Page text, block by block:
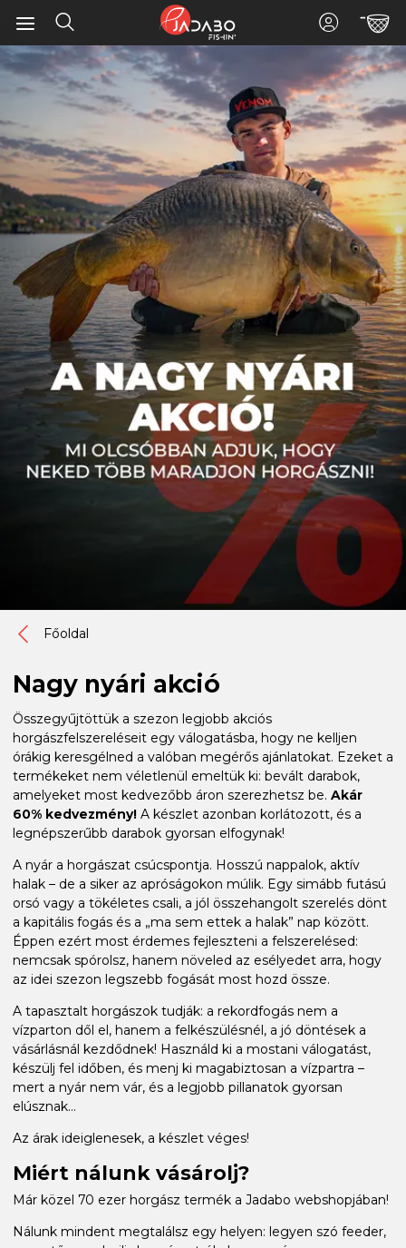
Főoldal
Nagy nyári akció
Összegyűjtöttük a szezon legjobb akciós
horgászfelszereléseit egy válogatásba, hogy ne kelljen
órákig keresgélned a valóban megérős ajánlatokat. Ezeket a
termékeket nem véletlenül emeltük ki: bevált darabok,
amelyeket most kedvezőbb áron szerezhetsz be. Akár
60% kedvezmény! A készlet azonban korlátozott, és a
legnépszerűbb darabok gyorsan elfogynak!
A nyár a horgászat csúcspontja. Hosszú nappalok, aktív
halak – de a siker az apróságokon múlik. Egy simább futású
orsó vagy a tökéletes csali, a jól összehangolt szerelés dönt
a kapitális fogás és a „ma sem ettek a halak” nap között.
Éppen ezért most érdemes fejleszteni a felszerelésed:
nemcsak spórolsz, hanem növeled az esélyedet arra, hogy
az idei szezon legszebb fogását most hozd össze.
A tapasztalt horgászok tudják: a rekordfogás nem a
vízparton dől el, hanem a felkészülésnél, a jó döntések a
vásárlásnál kezdődnek! Használd ki a mostani válogatást,
készülj fel időben, és menj ki magabiztosan a vízpartra –
mert a nyár nem vár, és a legjobb pillanatok gyorsan
elúsznak...
Az árak ideiglenesek, a készlet véges!
Miért nálunk vásárolj?
Már közel 70 ezer horgász termék a Jadabo webshopjában!
Nálunk mindent megtalálsz egy helyen: legyen szó feeder,